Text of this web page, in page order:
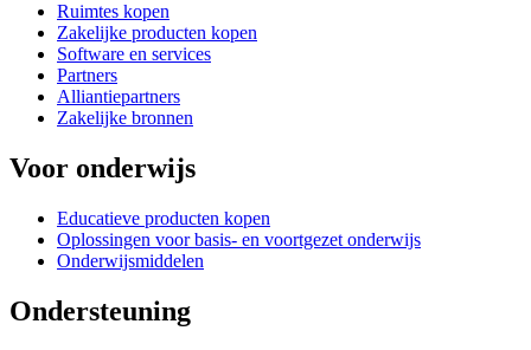
Ruimtes kopen
Zakelijke producten kopen
Software en services
Partners
Alliantiepartners
Zakelijke bronnen
Voor onderwijs
Educatieve producten kopen
Oplossingen voor basis- en voortgezet onderwijs
Onderwijsmiddelen
Ondersteuning